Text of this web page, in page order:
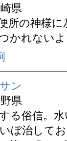
県
所の神様
かれない
ン
県
る俗信。
ぼ治して